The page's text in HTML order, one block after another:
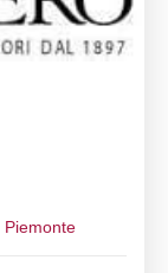
Piemonte